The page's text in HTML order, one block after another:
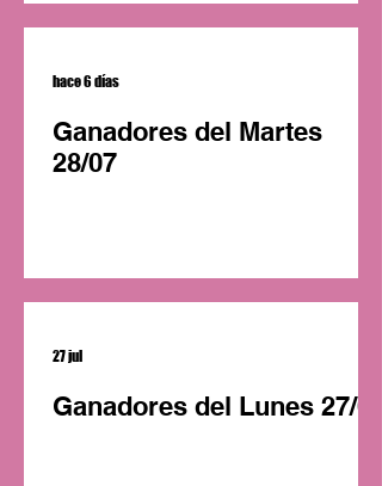
Ganadores del Martes
28/07
hace 6 días
Ganadores del Lunes 27/07
27 jul